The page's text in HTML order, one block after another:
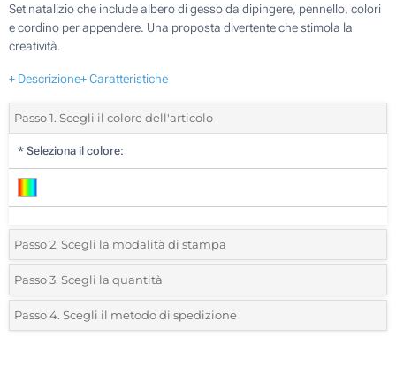
Set natalizio che include albero di gesso da dipingere, pennello, colori
e cordino per appendere. Una proposta divertente che stimola la
creatività.
+ Descrizione+ Caratteristiche
Passo 1. Scegli il colore dell'articolo
* Seleziona il colore:
Passo 2. Scegli la modalità di stampa
*Seleziona la posizione di stampa e il colore del vostro logo:
Etichetta digitale full color (Sulla scatola)
Passo 3. Scegli la quantità
*Quantità desiderata:
Passo 4. Scegli il metodo di spedizione